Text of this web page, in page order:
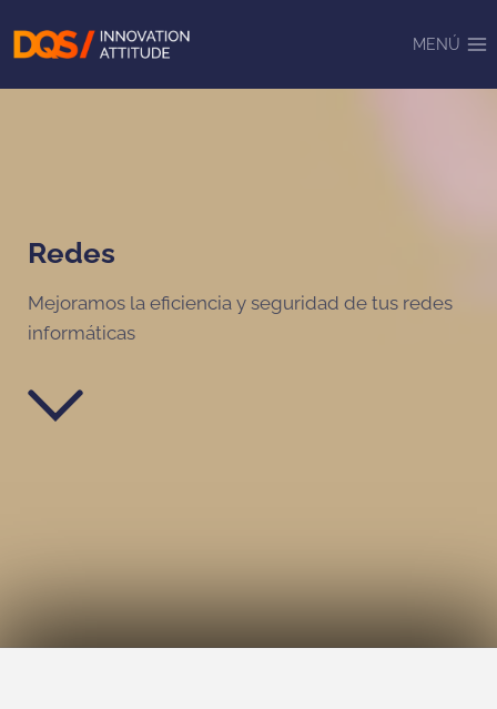
MENÚ
Redes
Mejoramos la eficiencia y seguridad de tus redes
informáticas